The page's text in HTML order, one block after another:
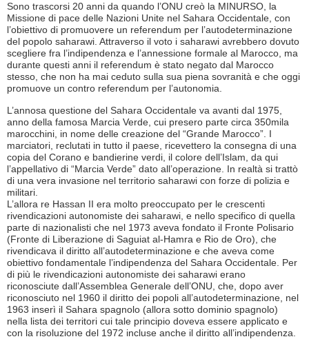
Sono trascorsi 20 anni da quando l’ONU creò la MINURSO, la
Missione di pace delle Nazioni Unite nel Sahara Occidentale, con
l’obiettivo di promuovere un referendum per l’autodeterminazione
del popolo saharawi. Attraverso il voto i saharawi avrebbero dovuto
scegliere fra l’indipendenza e l’annessione formale al Marocco, ma
durante questi anni il referendum è stato negato dal Marocco
stesso, che non ha mai ceduto sulla sua piena sovranità e che oggi
promuove un contro referendum per l’autonomia.
L’annosa questione del Sahara Occidentale va avanti dal 1975,
anno della famosa Marcia Verde, cui presero parte circa 350mila
marocchini, in nome delle creazione del “Grande Marocco”. I
marciatori, reclutati in tutto il paese, ricevettero la consegna di una
copia del Corano e bandierine verdi, il colore dell’Islam, da qui
l’appellativo di “Marcia Verde” dato all’operazione. In realtà si trattò
di una vera invasione nel territorio saharawi con forze di polizia e
militari.
L’allora re Hassan II era molto preoccupato per le crescenti
rivendicazioni autonomiste dei saharawi, e nello specifico di quella
parte di nazionalisti che nel 1973 aveva fondato il Fronte Polisario
(Fronte di Liberazione di Saguiat al-Hamra e Rio de Oro), che
rivendicava il diritto all’autodeterminazione e che aveva come
obiettivo fondamentale l’indipendenza del Sahara Occidentale. Per
di più le rivendicazioni autonomiste dei saharawi erano
riconosciute dall’Assemblea Generale dell’ONU, che, dopo aver
riconosciuto nel 1960 il diritto dei popoli all’autodeterminazione, nel
1963 inserì il Sahara spagnolo (allora sotto dominio spagnolo)
nella lista dei territori cui tale principio doveva essere applicato e
con la risoluzione del 1972 incluse anche il diritto all’indipendenza.